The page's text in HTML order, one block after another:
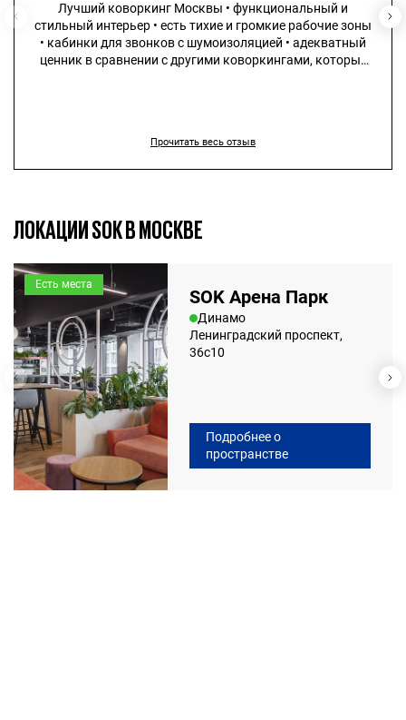
Лучший коворкинг Москвы • функциональный и
стильный интерьер • есть тихие и громкие рабочие зоны
• кабинки для звонков с шумоизоляцией • адекватный
ценник в сравнении с другими коворкингами, которые
Прочитать весь отзыв
ЛОКАЦИИ SOK В МОСКВЕ
Есть места
SOK Арена Парк
Динамо
Ленинградский проспект,
36с10
Подробнее о
пространстве